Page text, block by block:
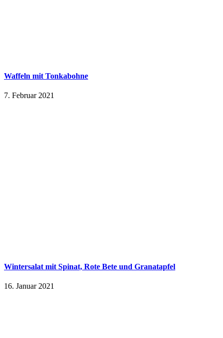
Waffeln mit Tonkabohne
7. Februar 2021
Wintersalat mit Spinat, Rote Bete und Granatapfel
16. Januar 2021